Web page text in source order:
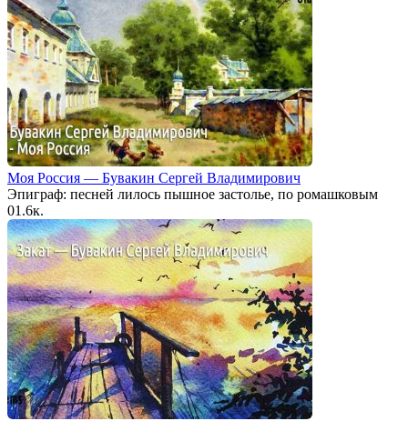
Моя Россия — Бувакин Сергей Владимирович
Эпиграф: песней лилось пышное застолье, по ромашковым
01.6к.